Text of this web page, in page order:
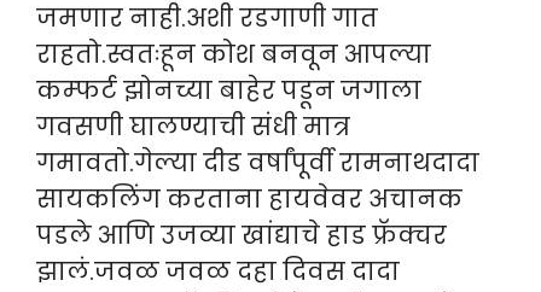
जमणार नाही.अशी रडगाणी गात
राहतो.स्वतःहून कोश बनवून आपल्या
कम्फर्ट झोनच्या बाहेर पडून जगाला
गवसणी घालण्याची संधी मात्र
गमावतो.गेल्या दीड वर्षांपूर्वी रामनाथदादा
सायकलिंग करताना हायवेवर अचानक
पडले आणि उजव्या खांद्याचे हाड फ्रॅक्चर
झालं.जवळ जवळ दहा दिवस दादा